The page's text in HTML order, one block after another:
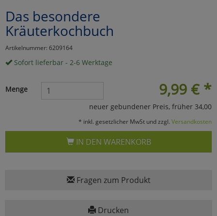
Das besondere
Kräuterkochbuch
Artikelnummer: 6209164
Sofort lieferbar - 2-6 Werktage
9,99 € *
Menge
neuer gebundener Preis, früher 34,00
* inkl. gesetzlicher MwSt und zzgl. Versandkosten
IN DEN WARENKORB
Fragen zum Produkt
Drucken
Marketing
Umfragetools
Cookies
Alle Akzeptieren
Cookies
Einstellungen speichern
zurückzu Haupptseite